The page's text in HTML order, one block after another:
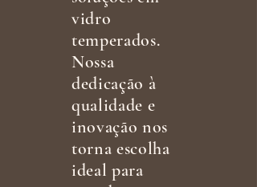
vidro
temperados.
Nossa
dedicação à
qualidade e
inovação nos
torna escolha
ideal para